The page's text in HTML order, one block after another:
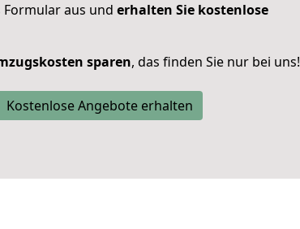
Formular aus und erhalten Sie kostenlose
sparen, das finden Sie nur bei uns!
Kostenlose Angebote erhalten